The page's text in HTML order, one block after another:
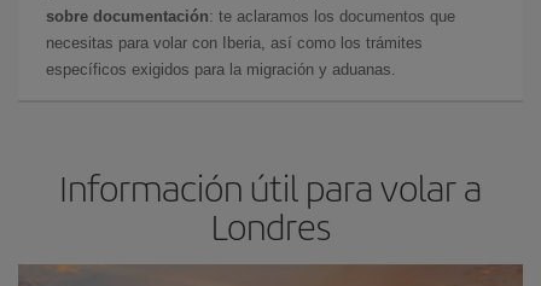
sobre documentación: te aclaramos los documentos que
necesitas para volar con Iberia, así como los trámites
específicos exigidos para la migración y aduanas.
Información útil para volar a
Londres